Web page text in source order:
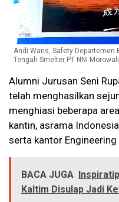
Andi Waris, Safety Departemen
Tengah Smelter PT NNI Morowali
Alumni Jurusan Seni
telah menghasilkan
menghiasi beberapa
kantin, asrama
serta kantor Engineering
BACA JUGA
Kaltim Disulap Jadi